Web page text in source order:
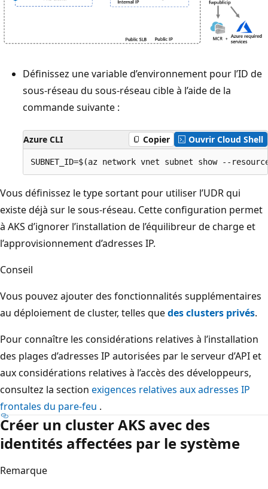
Définissez une variable d’environnement pour l’ID de
sous-réseau du sous-réseau cible à l’aide de la
commande suivante :
Azure CLI Copier Ouvrir Cloud Shell
Vous définissez le type sortant pour utiliser l’UDR qui
existe déjà sur le sous-réseau. Cette configuration permet
à AKS d’ignorer l’installation de l’équilibreur de charge et
l’approvisionnement d’adresses IP.
Conseil
Vous pouvez ajouter des fonctionnalités supplémentaires
au déploiement de cluster, telles quedes clusters privés.
Pour connaître les considérations relatives à l’installation
des plages d’adresses IP autorisées par le serveur d’API et
aux considérations relatives à l’accès des développeurs,
consultez la section exigences relatives aux adresses IP
frontales du pare-feu .
Créer un cluster AKS avec des
identités affectées par le système
Remarque